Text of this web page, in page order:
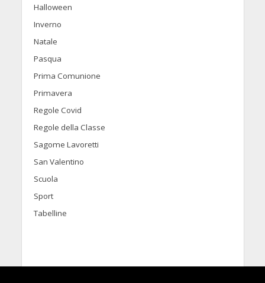
Halloween
Inverno
Natale
Pasqua
Prima Comunione
Primavera
Regole Covid
Regole della Classe
Sagome Lavoretti
San Valentino
Scuola
Sport
Tabelline